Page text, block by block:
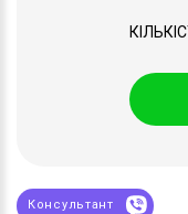
Консультант